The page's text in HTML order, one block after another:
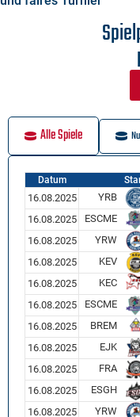
Alle Spiele
Datum
16.08.2025 YRB
16.08.2025
ESCME
16.08.2025
YRW
16.08.2025
KEV
16.08.2025
KEC
16.08.2025
ESCME
16.08.2025
BREM
16.08.2025
EJK
16.08.2025
FRA
16.08.2025
ESGH
16.08.2025
YRW